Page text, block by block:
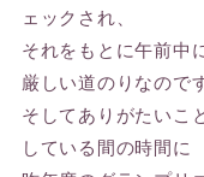
ェックされ、
それをもとに午前中
厳しい道のりなのです
そしてありがたいこ
している間の時間に